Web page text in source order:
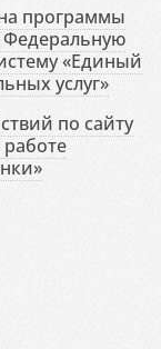
программы
Федеральную
«Единый
услуг»
по сайту